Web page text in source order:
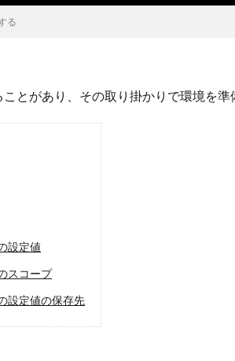
る
とがあり、その取り掛かりで環境を準
設定値
スコープ
設定値の保存先